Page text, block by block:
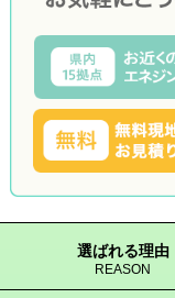
選ばれる理由
REASON